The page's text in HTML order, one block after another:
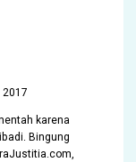
karena
Bingung